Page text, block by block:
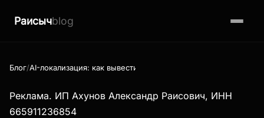
Раисычblog
Блог AI-локализация: как вывести бизнес на международные
Реклама. ИП Ахунов Александр Раисович, ИНН
665911236854